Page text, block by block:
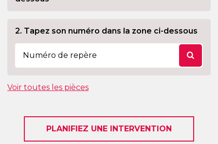
2. Tapez son numéro dans la zone ci-dessous
Voir toutes les pièces
PLANIFIEZ UNE INTERVENTION